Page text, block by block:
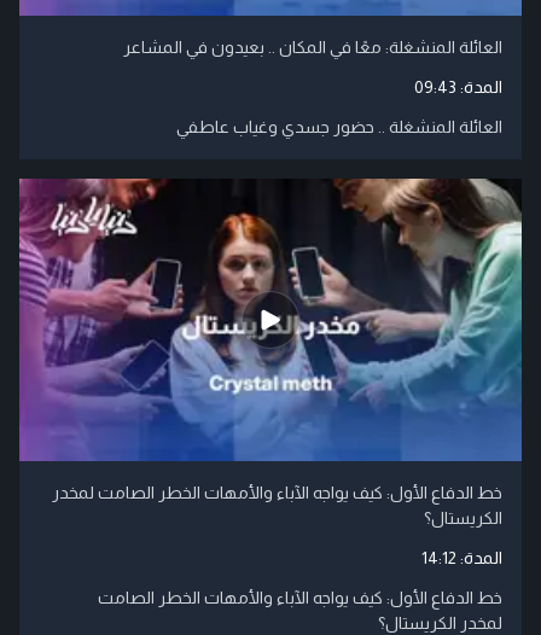
العائلة المنشغلة: معًا في المكان .. بعيدون في المشاعر
المدة: 09:43
العائلة المنشغلة .. حضور جسدي وغياب عاطفي
خط الدفاع الأول: كيف يواجه الآباء والأمهات الخطر الصامت لمخدر
الكريستال؟
المدة: 14:12
خط الدفاع الأول: كيف يواجه الآباء والأمهات الخطر الصامت
لمخدر الكريستال؟